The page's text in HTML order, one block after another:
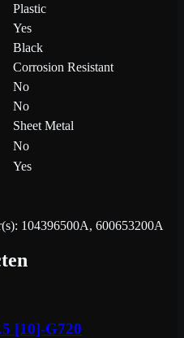
Plastic
Yes
Black
Corrosion Resistant
No
No
Sheet Metal
No
Yes
104396500A, 600653200A
[10]-G720